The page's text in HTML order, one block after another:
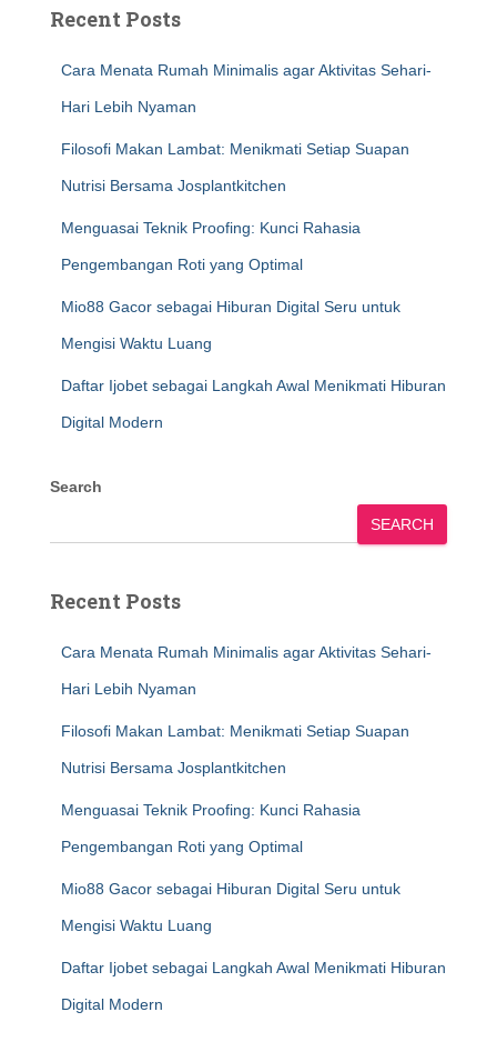
Recent Posts
Cara Menata Rumah Minimalis agar Aktivitas Sehari-
Hari Lebih Nyaman
Filosofi Makan Lambat: Menikmati Setiap Suapan
Nutrisi Bersama Josplantkitchen
Menguasai Teknik Proofing: Kunci Rahasia
Pengembangan Roti yang Optimal
Mio88 Gacor sebagai Hiburan Digital Seru untuk
Mengisi Waktu Luang
Daftar Ijobet sebagai Langkah Awal Menikmati Hiburan
Digital Modern
Search
SEARCH
Recent Posts
Cara Menata Rumah Minimalis agar Aktivitas Sehari-
Hari Lebih Nyaman
Filosofi Makan Lambat: Menikmati Setiap Suapan
Nutrisi Bersama Josplantkitchen
Menguasai Teknik Proofing: Kunci Rahasia
Pengembangan Roti yang Optimal
Mio88 Gacor sebagai Hiburan Digital Seru untuk
Mengisi Waktu Luang
Daftar Ijobet sebagai Langkah Awal Menikmati Hiburan
Digital Modern